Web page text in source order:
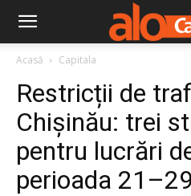
Acasă Capitala
Restricții de
Chișinău: trei
pentru lucrări
perioada